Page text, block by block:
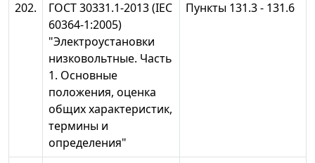
202.
ГОСТ 30331.1-2013 (IEC
60364-1:2005)
"Электроустановки
низковольтные. Часть
1. Основные
положения, оценка
общих характеристик,
термины и
определения"
Пункты 131.3 - 131.6